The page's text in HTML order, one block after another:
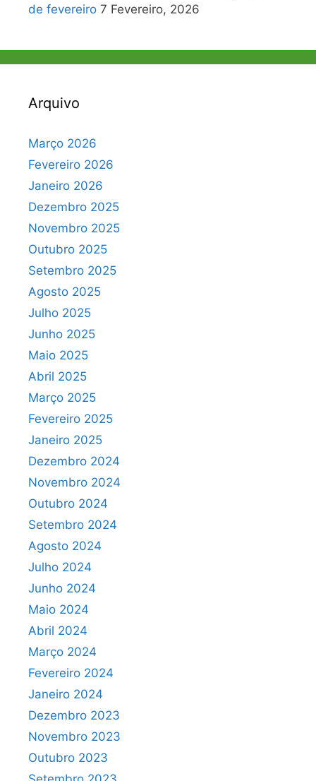
de fevereiro 7 Fevereiro, 2026
Arquivo
Março 2026
Fevereiro 2026
Janeiro 2026
Dezembro 2025
Novembro 2025
Outubro 2025
Setembro 2025
Agosto 2025
Julho 2025
Junho 2025
Maio 2025
Abril 2025
Março 2025
Fevereiro 2025
Janeiro 2025
Dezembro 2024
Novembro 2024
Outubro 2024
Setembro 2024
Agosto 2024
Julho 2024
Junho 2024
Maio 2024
Abril 2024
Março 2024
Fevereiro 2024
Janeiro 2024
Dezembro 2023
Novembro 2023
Outubro 2023